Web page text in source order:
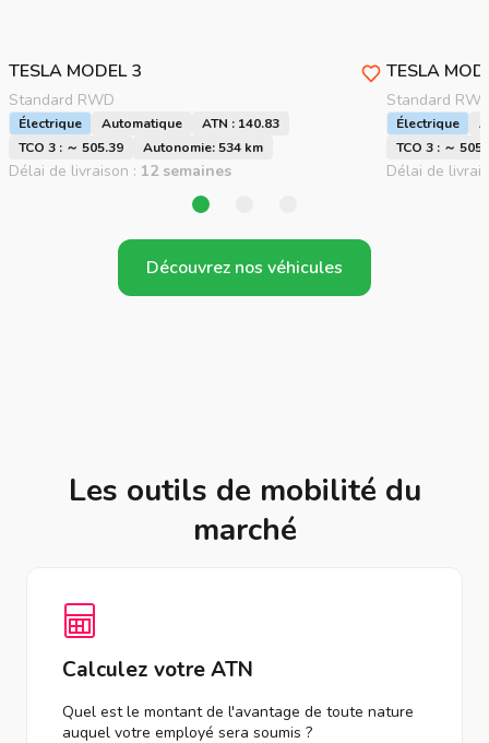
TESLA MODEL 3
Standard RWD
Électrique Automatique
ATN : 140.83
TCO 3 : ～ 505.39
Autonomie: 534 km
Délai de livraison : 12 semaines
TESLA
Standard
Électrique
TCO 3 : ～
Délai de
Découvrez nos véhicules
Les outils de mobilité du
marché
Calculez votre ATN
Quel est le montant de l'avantage de toute nature
auquel votre employé sera soumis ?